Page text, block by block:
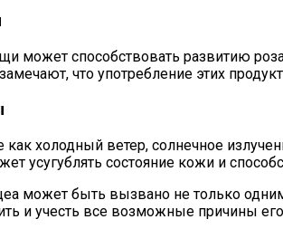
может способствовать развитию
что употребление этих
холодный ветер, солнечное
усугублять состояние кожи и
может быть вызвано не только
и учесть все возможные причины